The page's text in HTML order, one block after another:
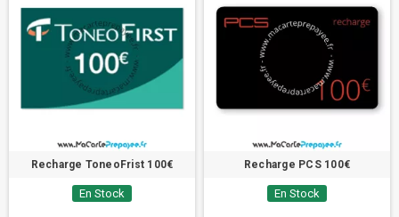
Recharge ToneoFrist 100€
En Stock
Recharge PCS 100€
En Stock